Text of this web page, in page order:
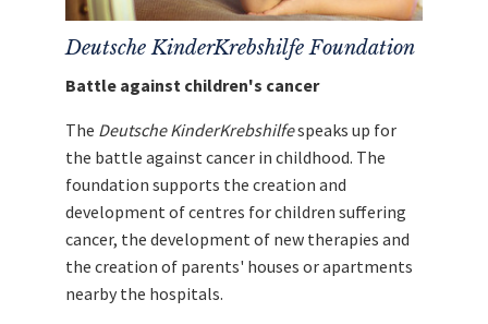
Schalke hilft!
Deutsche KinderKrebshilfe Foundation
Battle against children's cancer
The Deutsche KinderKrebshilfespeaks up for
the battle against cancer in childhood. The
foundation supports the creation and
development of centres for children suffering
cancer, the development of new therapies and
the creation of parents' houses or apartments
nearby the hospitals.